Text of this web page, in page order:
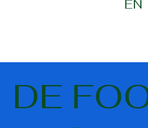
EN
EN
DE